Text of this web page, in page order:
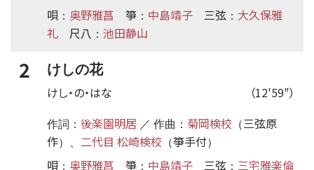
唄 ： 奥野雅菖 箏 ： 中島靖子 三弦 ： 大久保雅
礼
尺八 ： 池田静山
2 けしの花
（12'59"）
けし・の・はな
作詞： 後楽園明居 ／ 作曲： 菊岡検校 （ 三弦原
作）、 二代目 松崎検校 （箏手付）
唄 ： 奥野雅菖 箏 ： 中島靖子 三弦 ： 三宅雅楽倫